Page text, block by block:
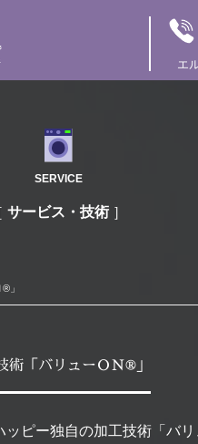
エ
SERVICE
サービス・技術
」
術「バリューＯＮ®」
ピー独自の加工技術「バ